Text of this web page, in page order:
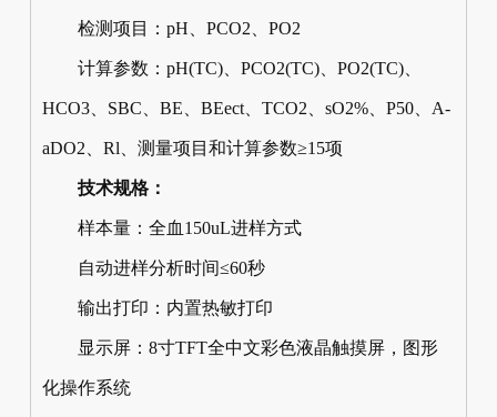
检测项目：pH、PCO2、PO2
计算参数：pH(TC)、PCO2(TC)、PO2(TC)、
HCO3、SBC、BE、BEect、TCO2、sO2%、P50、A-
aDO2、Rl、测量项目和计算参数≥15项
技术规格：
样本量：全血150uL进样方式
自动进样分析时间≤60秒
输出打印：内置热敏打印
显示屏：8寸TFT全中文彩色液晶触摸屏，图形
化操作系统